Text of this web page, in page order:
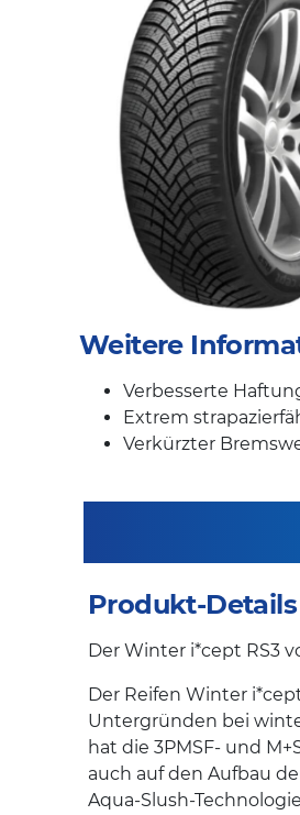
Weitere
Verbesserte
Extrem
Verkürzter
Produkt-Details
Der Winter i*cept RS3
Der Reifen Winter
Untergründen bei
hat die 3PMSF- und
auch auf den Aufbau
Aqua-Slush-